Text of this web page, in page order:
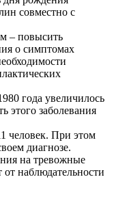
совместно с
– повысить
о симптомах
года увеличилось
этого заболевания
человек. При этом
диагнозе.
на тревожные
наблюдательности